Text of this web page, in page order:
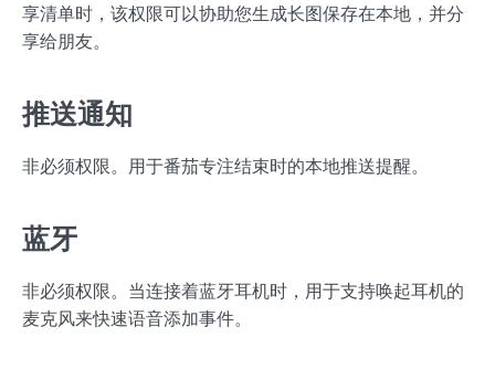
享清单时，该权限可以协助您生成长图保存在本地，并分
享给朋友。
推送通知
非必须权限。用于番茄专注结束时的本地推送提醒。
蓝牙
非必须权限。当连接着蓝牙耳机时，用于支持唤起耳机的
麦克风来快速语音添加事件。